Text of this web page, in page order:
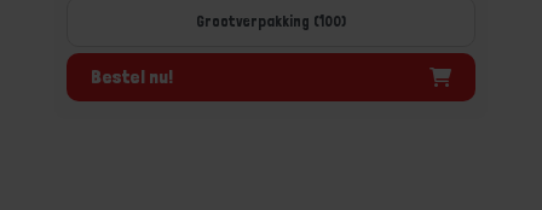
Grootverpakking (100)
Bestel nu!